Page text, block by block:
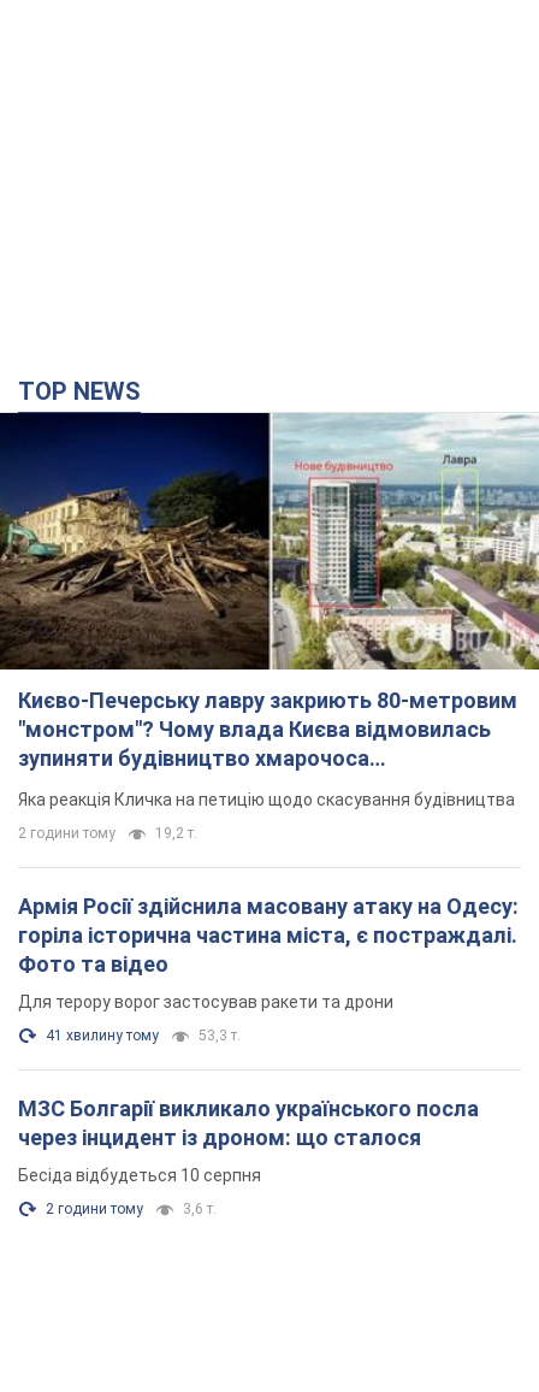
TOP NEWS
Києво-Печерську лавру закриють 80-метровим
"монстром"? Чому влада Києва відмовилась
зупиняти будівництво хмарочоса
"московського вірянина"
Яка реакція Кличка на петицію щодо скасування будівництва
2 години тому 19,2 т.
Армія Росії здійснила масовану атаку на Одесу:
горіла історична частина міста, є постраждалі.
Фото та відео
Для терору ворог застосував ракети та дрони
41 хвилину тому 53,3 т.
МЗС Болгарії викликало українського посла
через інцидент із дроном: що сталося
Бесіда відбудеться 10 серпня
2 години тому 3,6 т.